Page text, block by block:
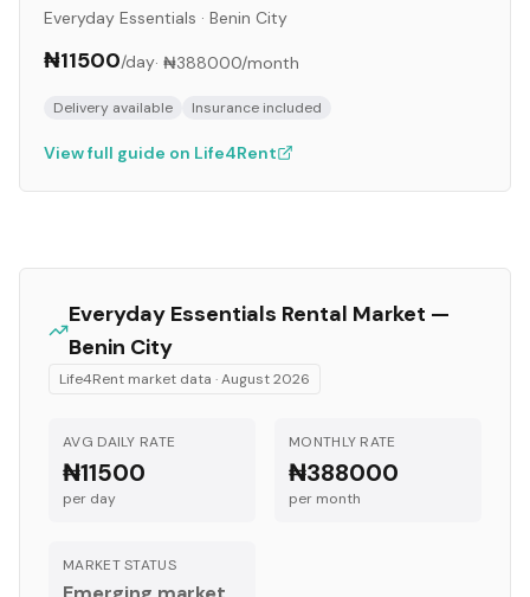
Everyday Essentials · Benin City
₦11500/day· ₦388000/month
Delivery available Insurance included
View full guide on Life4Rent
Everyday Essentials Rental Market —
Benin City
Life4Rent market data ·August 2026
AVG DAILY RATE
₦11500
per day
MONTHLY RATE
₦388000
per month
MARKET STATUS